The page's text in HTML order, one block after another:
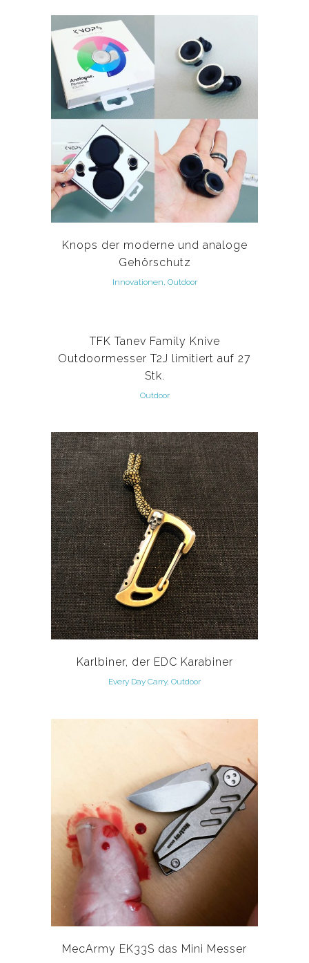
Knops der moderne und analoge
Gehörschutz
Innovationen, Outdoor
TFK Tanev Family Knive
Outdoormesser T2J limitiert auf 27
Stk.
Outdoor
Karlbiner, der EDC Karabiner
Every Day Carry, Outdoor
MecArmy EK33S das Mini Messer